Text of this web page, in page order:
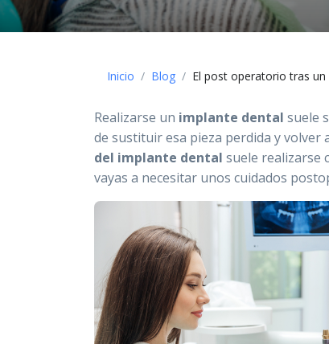
Inicio
clínica
Equipo
Tratamientos
Revista
Inicio Blog El post operatorio tras
Realizarse un implante dental suele
de sustituir esa pieza perdida y volver
del implante dental suele realizarse
vayas a necesitar unos cuidados